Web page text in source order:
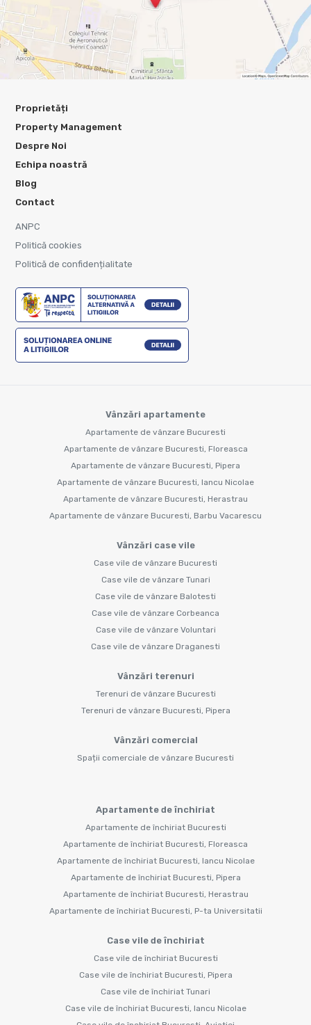
Proprietăți
Property Management
Despre Noi
Echipa noastră
Blog
Contact
ANPC
Politică cookies
Politică de confidențialitate
Vânzări apartamente
Apartamente de vânzare Bucuresti
Apartamente de vânzare Bucuresti, Floreasca
Apartamente de vânzare Bucuresti, Pipera
Apartamente de vânzare Bucuresti, Iancu Nicolae
Apartamente de vânzare Bucuresti, Herastrau
Apartamente de vânzare Bucuresti, Barbu Vacarescu
Vânzări case vile
Case vile de vânzare Bucuresti
Case vile de vânzare Tunari
Case vile de vânzare Balotesti
Case vile de vânzare Corbeanca
Case vile de vânzare Voluntari
Case vile de vânzare Draganesti
Vânzări terenuri
Terenuri de vânzare Bucuresti
Terenuri de vânzare Bucuresti, Pipera
Vânzări comercial
Spații comerciale de vânzare Bucuresti
Apartamente de închiriat
Apartamente de închiriat Bucuresti
Apartamente de închiriat Bucuresti, Floreasca
Apartamente de închiriat Bucuresti, Iancu Nicolae
Apartamente de închiriat Bucuresti, Pipera
Apartamente de închiriat Bucuresti, Herastrau
Apartamente de închiriat Bucuresti, P-ta Universitatii
Case vile de închiriat
Case vile de închiriat Bucuresti
Case vile de închiriat Bucuresti, Pipera
Case vile de închiriat Tunari
Case vile de închiriat Bucuresti, Iancu Nicolae